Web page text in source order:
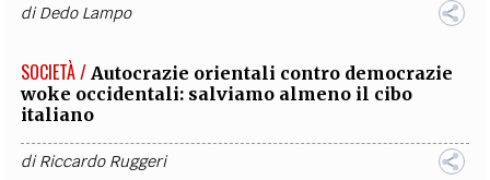
diDedo Lampo
SOCIETÀ / Autocrazie orientali contro democrazie
woke occidentali: salviamo almeno il cibo
italiano
diRiccardo Ruggeri